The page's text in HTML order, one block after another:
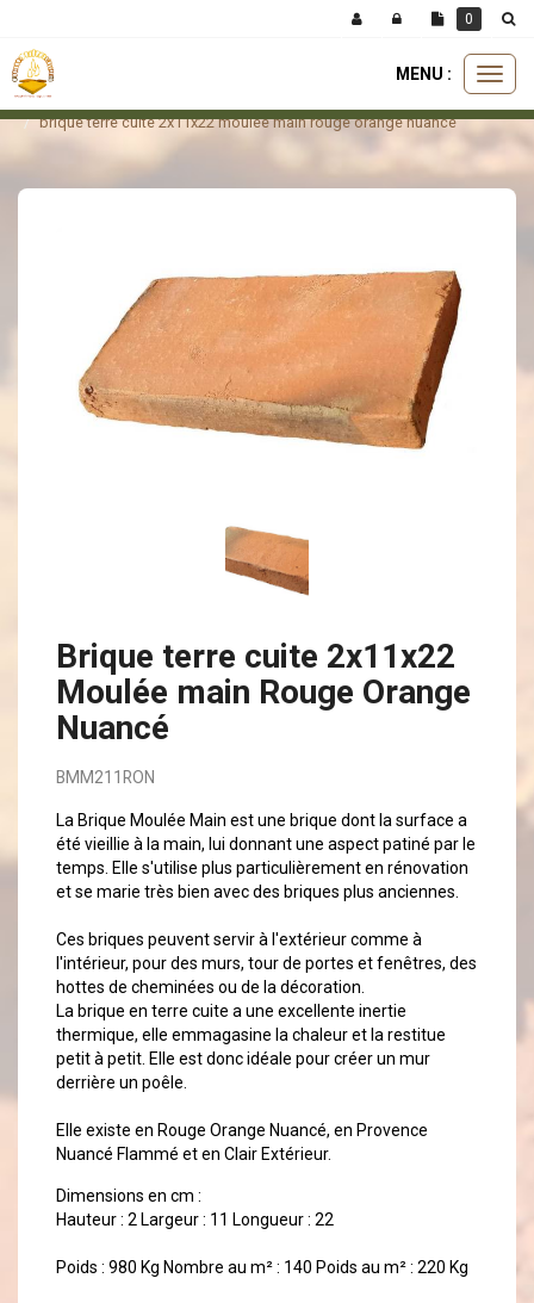
menu
MENU :
briques
brique terre cuite 2x11x22 moulée main rouge orange nuancé
Brique terre cuite 2x11x22
Moulée main Rouge Orange
Nuancé
BMM211RON
La Brique Moulée Main est une brique dont la surface a
été vieillie à la main, lui donnant une aspect patiné par le
temps. Elle s'utilise plus particulièrement en rénovation
et se marie très bien avec des briques plus anciennes.
Ces briques peuvent servir à l'extérieur comme à
l'intérieur, pour des murs, tour de portes et fenêtres, des
hottes de cheminées ou de la décoration.
La brique en terre cuite a une excellente inertie
thermique, elle emmagasine la chaleur et la restitue
petit à petit. Elle est donc idéale pour créer un mur
derrière un poêle.
Elle existe en Rouge Orange Nuancé, en Provence
Nuancé Flammé et en Clair Extérieur.
Dimensions en cm :
Hauteur : 2 Largeur : 11 Longueur : 22
Poids : 980 Kg Nombre au m² : 140 Poids au m² : 220 Kg
0